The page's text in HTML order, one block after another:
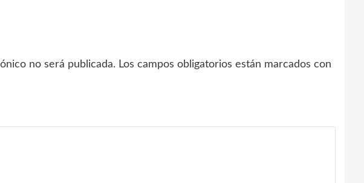
no será publicada. Los campos obligatorios están marcados con